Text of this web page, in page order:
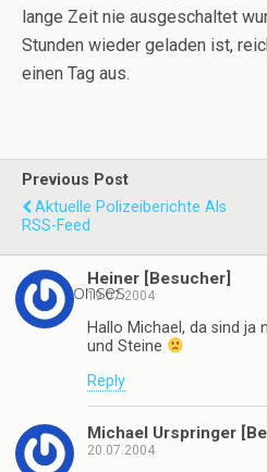
lange Zeit nie ausgeschaltet
Stunden wieder geladen ist,
einen Tag aus.
Previous Post
Aktuelle Polizeiberichte Als
RSS-Feed
2 responsesHeiner [Besucher]
19.07.2004
Hallo Michael, da sind ja
und Steine
Reply
Michael Urspringer
20.07.2004